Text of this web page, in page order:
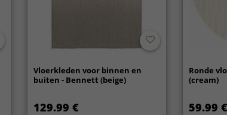
Vloerkleden voor binnen en
buiten - Bennett (beige)
129.99 €
Ronde
(cream)
59.99 €